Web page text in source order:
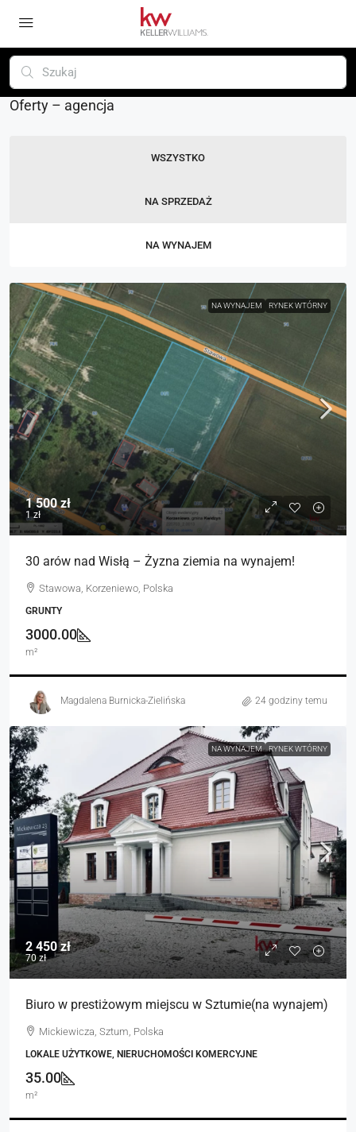
Oferty – agencja
WSZYSTKO
NA SPRZEDAŻ
NA WYNAJEM
NA WYNAJEM RYNEK WTÓRNY
1 500 zł
1 zł
30 arów nad Wisłą – Żyzna ziemia na wynajem!
Stawowa, Korzeniewo, Polska
GRUNTY
3000.00
m²
Magdalena Burnicka-Zielińska 24 godziny temu
NA WYNAJEM RYNEK WTÓRNY
2 450 zł
70 zł
Biuro w prestiżowym miejscu w Sztumie(na wynajem)
Mickiewicza, Sztum, Polska
LOKALE UŻYTKOWE, NIERUCHOMOŚCI KOMERCYJNE
35.00
m²